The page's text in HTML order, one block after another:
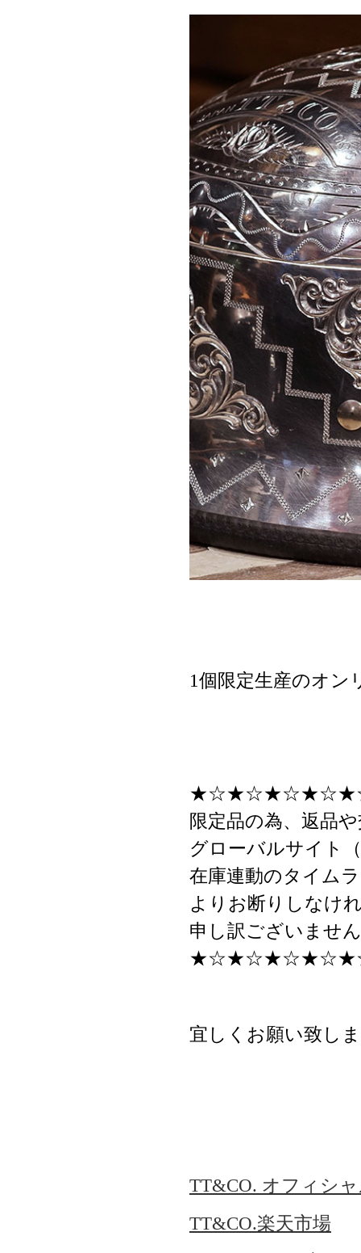
1個限定生産のオン
限定品の為、返品
グローバルサイト
在庫連動のタイム
よりお断りしなけ
申し訳ございませ
宜しくお願い致し
TT&CO. オフィシ
TT&CO.楽天市場